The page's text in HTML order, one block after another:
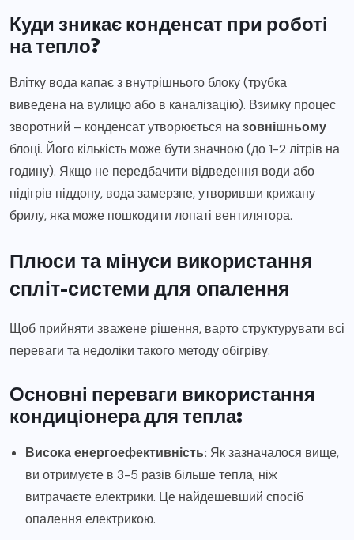
Куди зникає конденсат при роботі
на тепло?
Влітку вода капає з внутрішнього блоку (трубка
виведена на вулицю або в каналізацію). Взимку процес
зворотний – конденсат утворюється назовнішньому
блоці. Його кількість може бути значною (до 1-2 літрів на
годину). Якщо не передбачити відведення води або
підігрів піддону, вода замерзне, утворивши крижану
брилу, яка може пошкодити лопаті вентилятора.
Плюси та мінуси використання
спліт-системи для опалення
Щоб прийняти зважене рішення, варто структурувати всі
переваги та недоліки такого методу обігріву.
Основні переваги використання
кондиціонера для тепла:
Висока енергоефективність: Як зазначалося вище,
ви отримуєте в 3-5 разів більше тепла, ніж
витрачаєте електрики. Це найдешевший спосіб
опалення електрикою.